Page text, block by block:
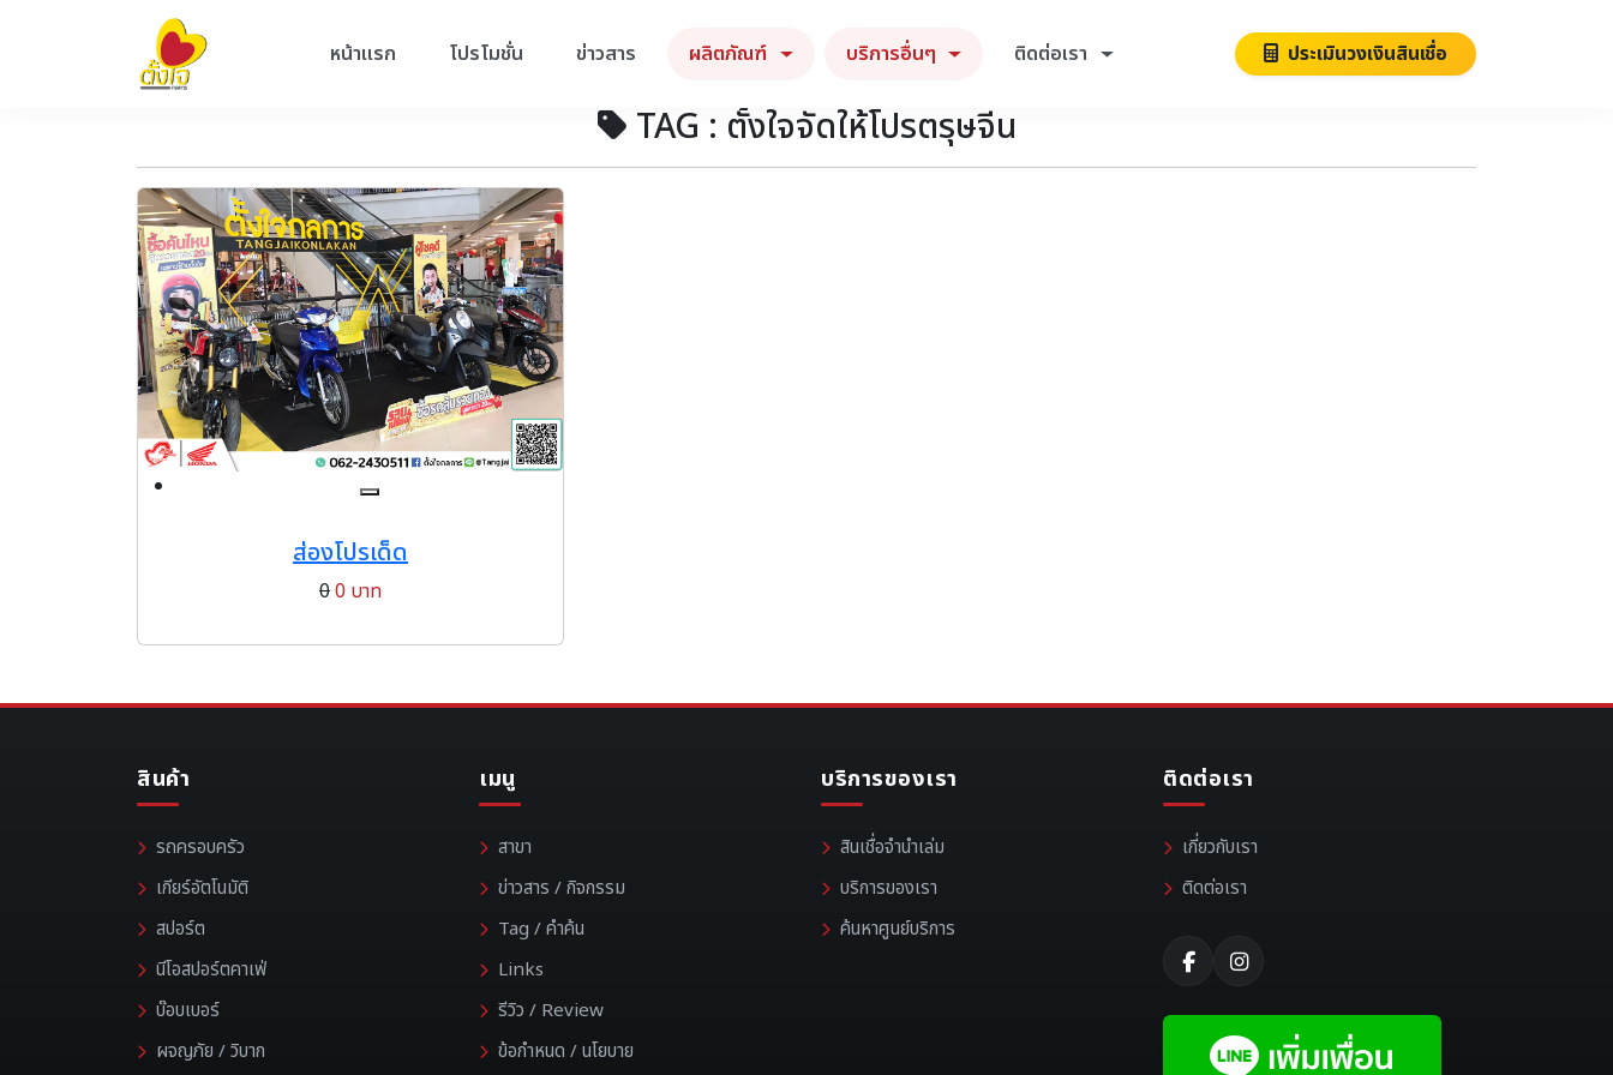
หน้าแรก โปรโมชั่น ข่าวสาร ผลิตภัณฑ์ บริการอื่นๆ ติดต่อเรา ประเมินวงเงินสินเชื่อ
TAG : ตั้งใจจัดให้โปรตรุษจีน
ส่องโปรเด็ด
00 บาท
สินค้า
รถครอบครัว
เกียร์อัตโนมัติ
สปอร์ต
นีโอสปอร์ตคาเฟ่
บ๊อบเบอร์
ผจญภัย / วิบาก
เมนู
สาขา
ข่าวสาร / กิจกรรม
Tag / คำค้น
Links
รีวิว / Review
ข้อกำหนด / นโยบาย
บริการของเรา
สินเชื่อจำนำเล่ม
บริการของเรา
ค้นหาศูนย์บริการ
ติดต่อเรา
เกี่ยวกับเรา
ติดต่อเรา